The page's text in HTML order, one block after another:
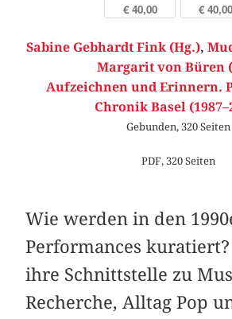
€ 40,00 € 40,00
Sabine Gebhardt Fink (Hg.),
Margarit von Büren
Aufzeichnen und Erinnern.
Chronik Basel
Gebunden, 320 Seiten
PDF, 320 Seiten
Wie werden in den
Performances kuratiert?
ihre Schnittstelle zu
Recherche, Alltag Pop